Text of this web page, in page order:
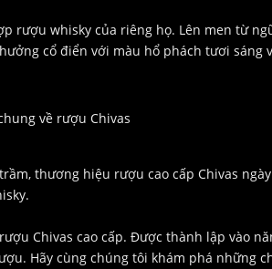
rượu whisky của riêng họ. Lên men từ
cổ điển với màu hổ phách tươi sáng
về rượu Chivas
thương hiệu rượu cao cấp Chivas
Chivas cao cấp. Được thành lập vào
Hãy cùng chúng tôi khám phá những